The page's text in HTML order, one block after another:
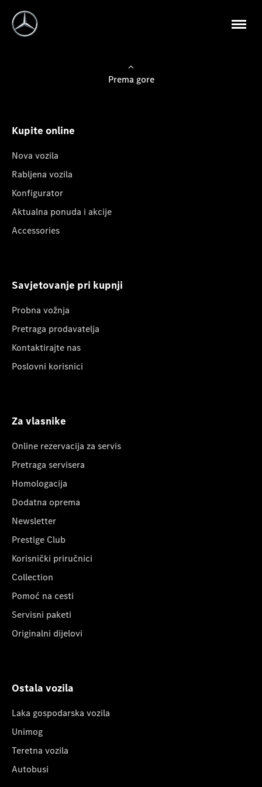
Prema gore
Kupite online
Nova vozila
Rabljena vozila
Konfigurator
Aktualna ponuda i akcije
Accessories
Savjetovanje pri kupnji
Probna vožnja
Pretraga prodavatelja
Kontaktirajte nas
Poslovni korisnici
Za vlasnike
Online rezervacija za servis
Pretraga servisera
Homologacija
Dodatna oprema
Newsletter
Prestige Club
Korisnički priručnici
Collection
Pomoć na cesti
Servisni paketi
Originalni dijelovi
Ostala vozila
Laka gospodarska vozila
Unimog
Teretna vozila
Autobusi